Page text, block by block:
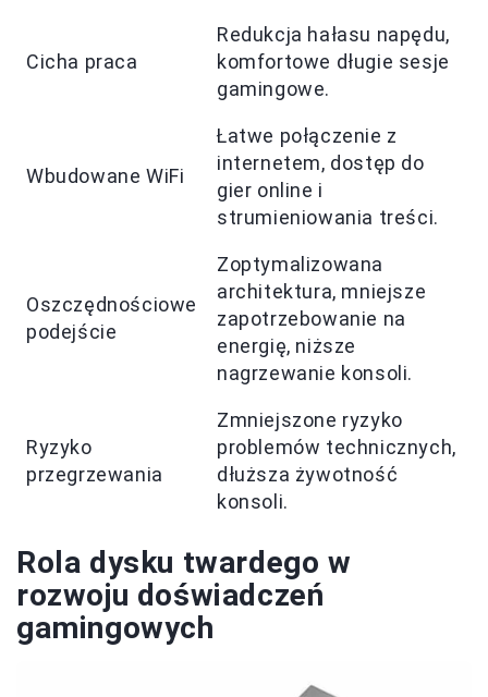
Cicha praca
Redukcja hałasu napędu,
komfortowe długie sesje
gamingowe.
Wbudowane WiFi
Łatwe połączenie z
internetem, dostęp do
gier online i
strumieniowania treści.
Oszczędnościowe
podejście
Zoptymalizowana
architektura, mniejsze
zapotrzebowanie na
energię, niższe
nagrzewanie konsoli.
Ryzyko
przegrzewania
Zmniejszone ryzyko
problemów technicznych,
dłuższa żywotność
konsoli.
Rola dysku twardego w
rozwoju doświadczeń
gamingowych